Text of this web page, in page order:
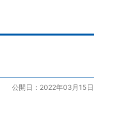
公開日：2022年03月15日